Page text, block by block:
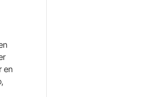
en